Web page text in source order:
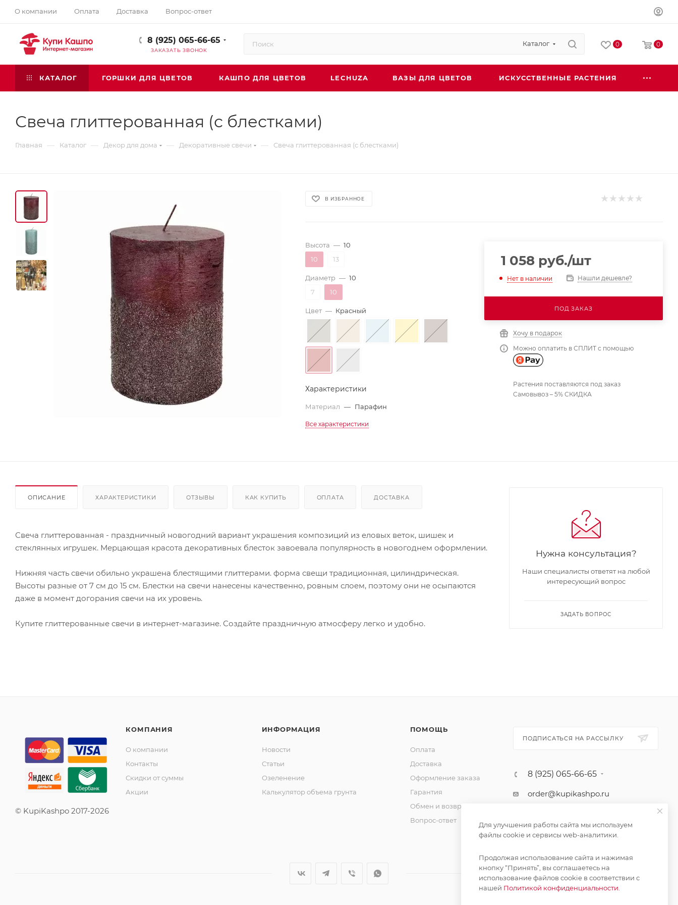
О компании Оплата Доставка Вопрос-ответ
8 (925) 065-66-65
ЗАКАЗАТЬ ЗВОНОК
Каталог 0 0
КАТАЛОГ ГОРШКИ ДЛЯ ЦВЕТОВ КАШПО ДЛЯ ЦВЕТОВ LECHUZA ВАЗЫ ДЛЯ ЦВЕТОВ ИСКУССТВЕННЫЕ РАСТЕНИЯ
Свеча глиттерованная (с блестками)
Главная — Каталог — Декор для дома — Декоративные свечи — Свеча глиттерованная (с блестками)
В ИЗБРАННОЕ
Высота — 10
10
13
Диаметр — 10
7
10
Цвет — Красный
Характеристики
Материал — Парафин
Все характеристики
1 058руб./шт
Нет в наличии Нашли дешевле?
ПОД ЗАКАЗ
Хочу в подарок
Можно оплатить в СПЛИТ с помощью
Растения поставляются под заказ
Самовывоз – 5% СКИДКА
ОПИСАНИЕ ХАРАКТЕРИСТИКИ ОТЗЫВЫ КАК КУПИТЬ ОПЛАТА ДОСТАВКА
Свеча глиттерованная - праздничный новогодний вариант украшения композиций из еловых веток, шишек и
стеклянных игрушек. Мерцающая красота декоративных блесток завоевала популярность в новогоднем оформлении.
Нижняя часть свечи обильно украшена блестящими глиттерами. форма свещи традиционная, цилиндрическая.
Высоты разные от 7 см до 15 см. Блестки на свечи нанесены качественно, ровным слоем, поэтому они не осыпаются
даже в момент догорания свечи на их уровень.
Купите глиттерованные свечи в интернет-магазине. Создайте праздничную атмосферу легко и удобно.
Нужна консультация?
Наши специалисты ответят на любой
интересующий вопрос
ЗАДАТЬ ВОПРОС
© KupiKashpo 2017-2026
КОМПАНИЯ
О компании
Контакты
Скидки от суммы
Акции
ИНФОРМАЦИЯ
Новости
Статьи
Озеленение
Калькулятор объема грунта
ПОМОЩЬ
Оплата
Доставка
Оформление заказа
Гарантия
Обмен и возврат
Вопрос-ответ
ПОДПИСАТЬСЯ НА РАССЫЛКУ
8 (925) 065-66-65
order@kupikashpo.ru
Для улучшения работы сайта мы используем
файлы cookie и сервисы web-аналитики.
Продолжая использование сайта и нажимая
кнопку “Принять”, вы соглашаетесь на
использование файлов cookie в соответствии с
нашей Политикой конфиденциальности.